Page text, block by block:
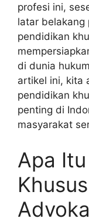
profesi ini,
latar belakang
pendidikan
di dunia
artikel ini, kita
pendidikan
penting di
masyarakat
Apa